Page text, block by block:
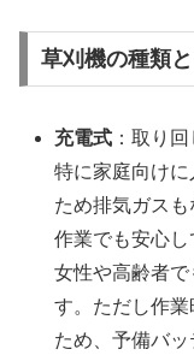
草刈機の種類
充電式 ：取り
特に家庭向け
ため排気ガス
作業でも安心し
女性や高齢者
す。ただし作
ため、予備バ